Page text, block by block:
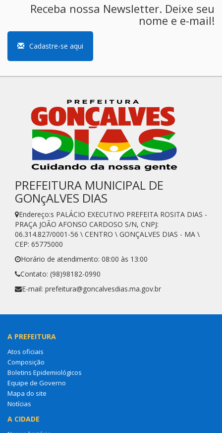
Receba nossa Newsletter. Deixe seu
nome e e-mail!
Cadastre-se aqui
PREFEITURA MUNICIPAL DE
GONçALVES DIAS
Endereço:s PALÁCIO EXECUTIVO PREFEITA ROSITA DIAS -
PRAÇA JOÃO AFONSO CARDOSO S/N, CNPJ:
06.314.827/0001-56 \ CENTRO \ GONÇALVES DIAS - MA \
CEP: 65775000
Horário de atendimento: 08:00 às 13:00
Contato: (98)98182-0990
E-mail: prefeitura@goncalvesdias.ma.gov.br
A PREFEITURA
Atos oficiais
Composição
Boletins Epidemiológicos
Equipe de Governo
Mapa do site
Notícias
A CIDADE